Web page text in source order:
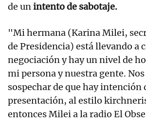
de unintento de sabotaje.
"Mi hermana (Karina Milei,
de Presidencia) está llevando a
negociación y hay un nivel de
mi persona y nuestra gente. Nos
sospechar de que hay intención
presentación, al estilo
entonces Milei a la radio El